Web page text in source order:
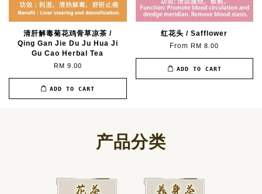
清肝解毒菊花鸡骨草凉茶 /
Qing Gan Jie Du Ju Hua Ji
Gu Cao Herbal Tea
RM 9.00
ADD TO CART
红花头 / Safflower
FromRM 8.00
ADD TO CART
产品分类